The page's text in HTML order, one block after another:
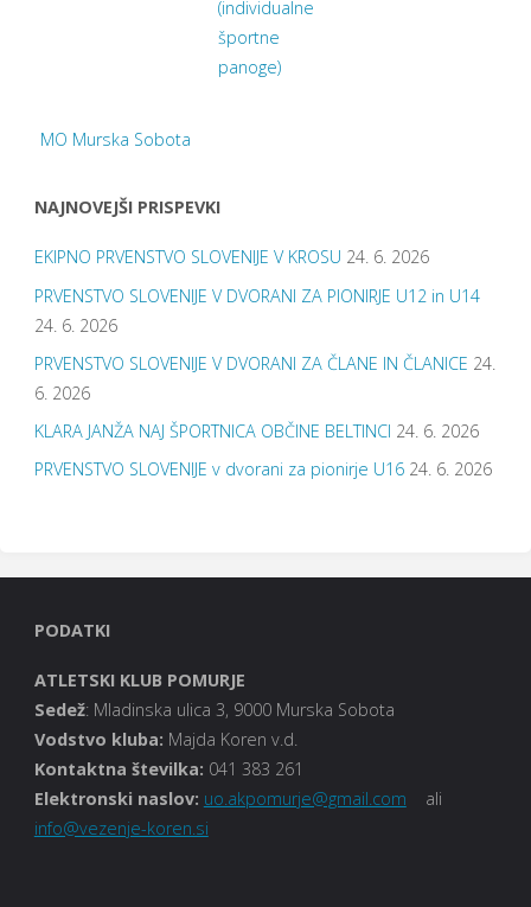
(individualne
športne
panoge)
MO Murska Sobota
NAJNOVEJŠI PRISPEVKI
EKIPNO PRVENSTVO SLOVENIJE V KROSU 24. 6. 2026
PRVENSTVO SLOVENIJE V DVORANI ZA PIONIRJE U12 in U14
24. 6. 2026
PRVENSTVO SLOVENIJE V DVORANI ZA ČLANE IN ČLANICE 24.
6. 2026
KLARA JANŽA NAJ ŠPORTNICA OBČINE BELTINCI 24. 6. 2026
PRVENSTVO SLOVENIJE v dvorani za pionirje U16 24. 6. 2026
PODATKI
ATLETSKI KLUB POMURJE
Sedež: Mladinska ulica 3, 9000 Murska Sobota
Vodstvo kluba: Majda Koren v.d.
Kontaktna številka: 041 383 261
Elektronski naslov: uo.akpomurje@gmail.com ali
info@vezenje-koren.si